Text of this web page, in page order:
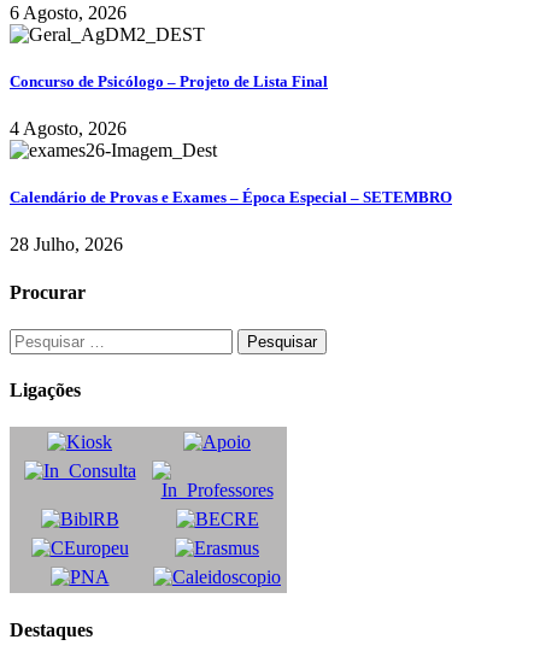
6 Agosto, 2026
Concurso de Psicólogo – Projeto de Lista Final
4 Agosto, 2026
Calendário de Provas e Exames – Época Especial – SETEMBRO
28 Julho, 2026
Procurar
Ligações
Destaques